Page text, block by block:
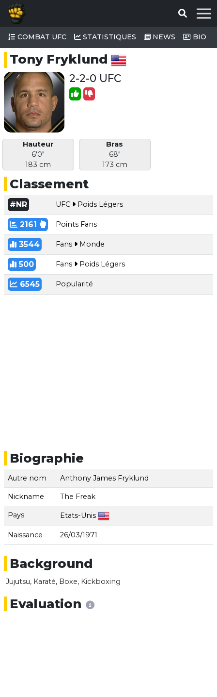
COMBAT UFC STATISTIQUES NEWS BIO
Tony Fryklund
2-2-0 UFC
Hauteur
6'0"
183 cm
Bras
68"
173 cm
Classement
#NR UFC Poids Légers
2161 Points Fans
3544 Fans Monde
500 Fans Poids Légers
6545 Popularité
Biographie
Autre nom Anthony James Fryklund
Nickname The Freak
Pays Etats-Unis
Naissance 26/03/1971
Background
Jujutsu, Karaté, Boxe, Kickboxing
Evaluation